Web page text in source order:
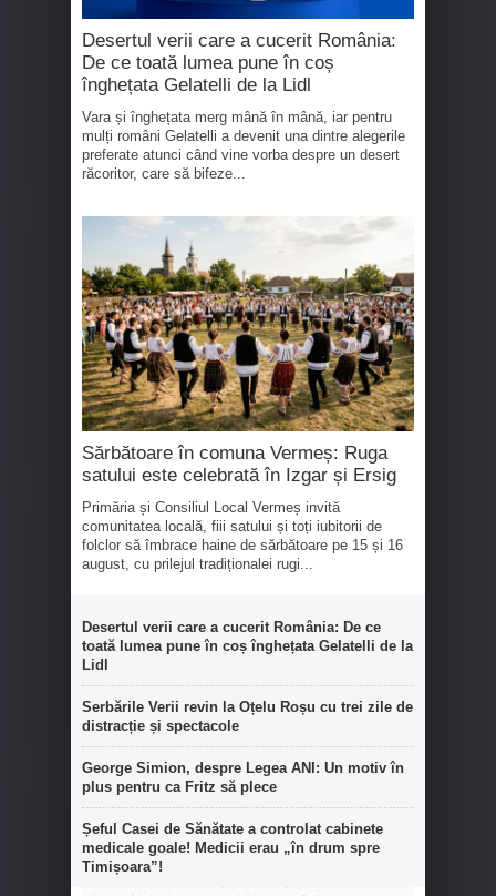
Desertul verii care a cucerit România:
De ce toată lumea pune în coș
înghețata Gelatelli de la Lidl
Vara și înghețata merg mână în mână, iar pentru
mulți români Gelatelli a devenit una dintre alegerile
preferate atunci când vine vorba despre un desert
răcoritor, care să bifeze...
Sărbătoare în comuna Vermeș: Ruga
satului este celebrată în Izgar și Ersig
Primăria și Consiliul Local Vermeș invită
comunitatea locală, fiii satului și toți iubitorii de
folclor să îmbrace haine de sărbătoare pe 15 și 16
august, cu prilejul tradiționalei rugi...
Desertul verii care a cucerit România: De ce
toată lumea pune în coș înghețata Gelatelli de la
Lidl
Serbările Verii revin la Oțelu Roșu cu trei zile de
distracție și spectacole
George Simion, despre Legea ANI: Un motiv în
plus pentru ca Fritz să plece
Șeful Casei de Sănătate a controlat cabinete
medicale goale! Medicii erau „în drum spre
Timișoara”!